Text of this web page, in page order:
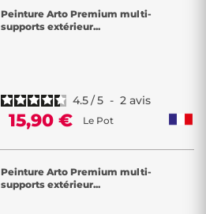
Peinture Arto Premium multi-
supports extérieur...
4.5/5 - 2 avis
15,90 € Le Pot
Peinture Arto Premium multi-
supports extérieur...